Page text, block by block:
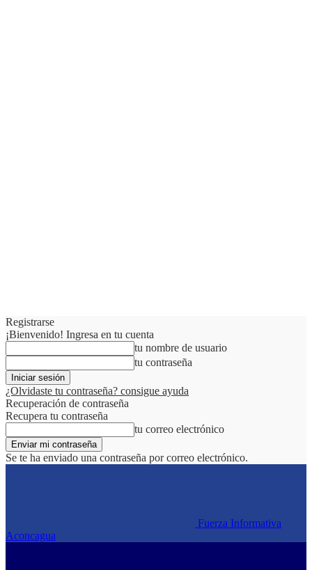
Registrarse
¡Bienvenido! Ingresa en tu cuenta
tu nombre de usuario
tu contraseña
¿Olvidaste tu contraseña? consigue ayuda
Recuperación de contraseña
Recupera tu contraseña
tu correo electrónico
Se te ha enviado una contraseña por correo electrónico.
Fuerza Informativa
Aconcagua